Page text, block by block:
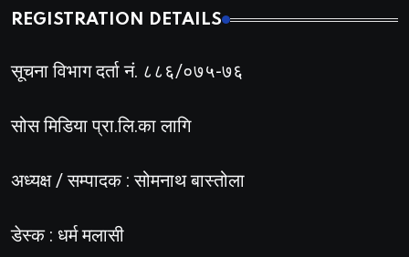
REGISTRATION DETAILS
सूचना विभाग दर्ता नं. ८८६/०७५-७६
सोस मिडिया प्रा.लि.का लागि
अध्यक्ष / सम्पादक : सोमनाथ बास्तोला
डेस्क : धर्म मलासी